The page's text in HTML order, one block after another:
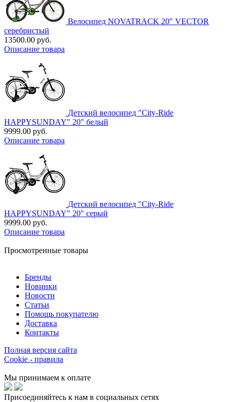
Велосипед NOVATRACK 20" VECTOR
серебристый
13500.00 руб.
Описание товара
Детский велосипед "City-Ride
HAPPYSUNDAY" 20" белый
9999.00 руб.
Описание товара
Детский велосипед "City-Ride
HAPPYSUNDAY" 20" серый
9999.00 руб.
Описание товара
Просмотренные товары
Бренды
Новинки
Новости
Статьи
Помощь покупателю
Доставка
Контакты
Полная версия сайта
Cookie - правила
Мы принимаем к оплате
Присоединяйтесь к нам в социальных сетях